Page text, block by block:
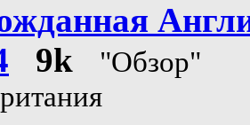
9k "Обзор"